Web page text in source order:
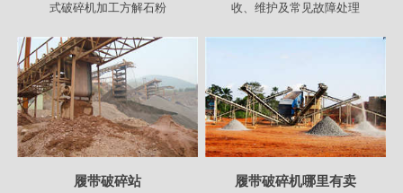
式破碎机加工方解石粉
收、维护及常见故障处理
履带破碎站 履带破碎机哪里有卖